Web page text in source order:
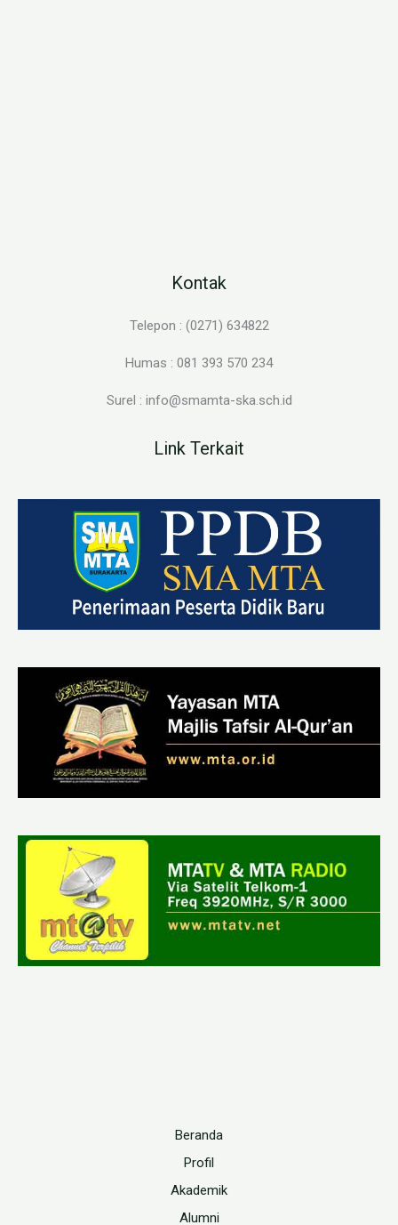
Kontak
Telepon : (0271) 634822
Humas : 081 393 570 234
Surel : info@smamta-ska.sch.id
Link Terkait
Beranda
Profil
Akademik
Alumni